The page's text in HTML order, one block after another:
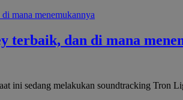
terbaik, dan di mana
ini sedang melakukan soundtracking